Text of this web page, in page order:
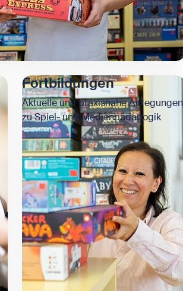
Fortbildungen
Aktuelle und praxisnahe Anregungen
zu Spiel- und Medienpädagogik